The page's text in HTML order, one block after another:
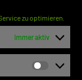
zu optimieren.
Immer aktiv